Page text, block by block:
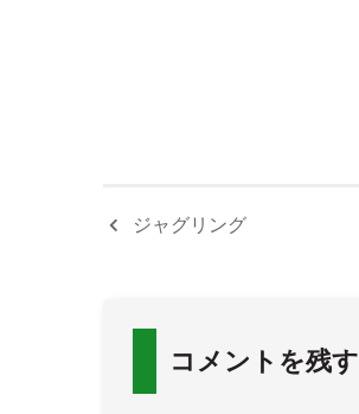
ジャグリング
コメントを残す